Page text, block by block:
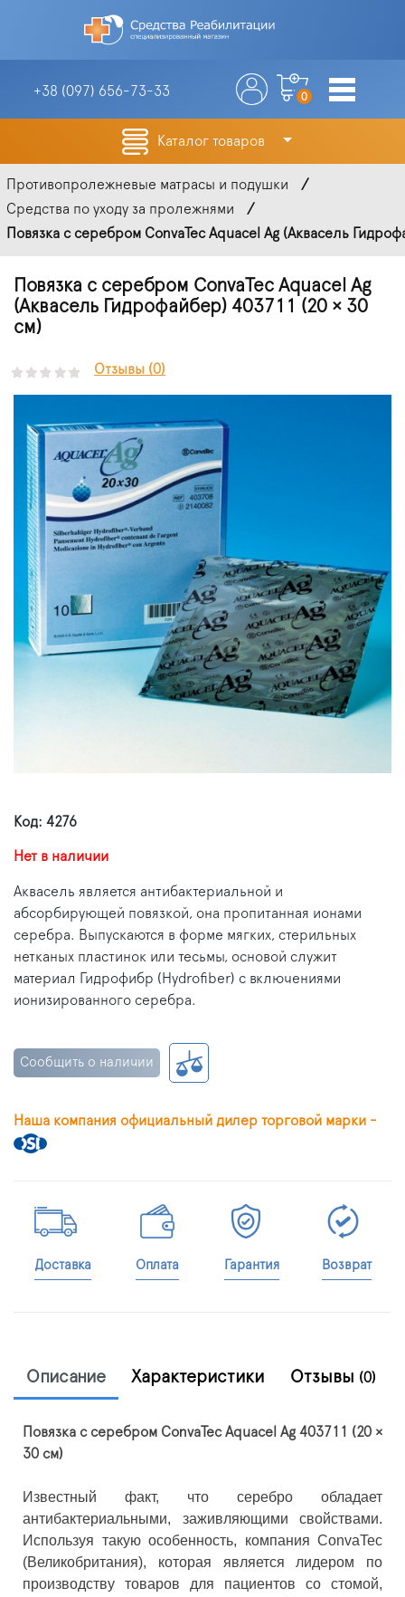
+38 (097) 656-73-33 0
Каталог товаров
Противопролежневые матрасы и подушки
Средства по уходу за пролежнями
Повязка с серебром ConvaTec Aquacel Ag (Аквасель
Повязка с серебром ConvaTec Aquacel Ag
(Аквасель Гидрофайбер) 403711 (20 × 30
см)
Отзывы (0)
Код: 4276
Нет в наличии
Аквасель является антибактериальной и
абсорбирующей повязкой, она пропитанная ионами
серебра. Выпускаются в форме мягких, стерильных
нетканых пластинок или тесьмы, основой служит
материал Гидрофибр (Hydrofiber) с включениями
ионизированного серебра.
Сообщить о наличии
Наша компания официальный дилер торговой марки -
Доставка Оплата Гарантия Возврат
Описание Характеристики Отзывы (0)
Повязка с серебром ConvaTec Aquacel Ag 403711 (20 ×
30 см)
Известный факт, что серебро обладает
антибактериальными, заживляющими свойствами.
Используя такую особенность, компания ConvaTec
(Великобритания), которая является лидером по
производству товаров для пациентов со стомой,